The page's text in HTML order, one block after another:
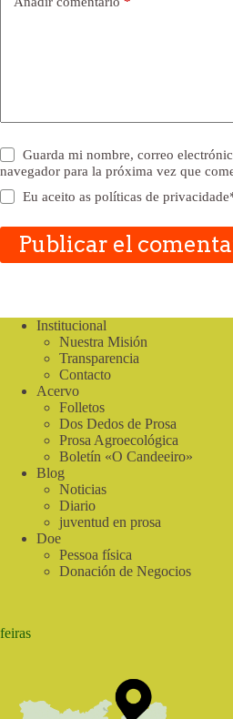
Guarda mi nombre, correo
navegador para la próxima vez que
Eu aceito aspolíticas de privacidade
Publicar el
Institucional
Nuestra Misión
Transparencia
Contacto
Acervo
Folletos
Dos Dedos de Prosa
Prosa Agroecológica
Boletín «O Candeeiro»
Blog
Noticias
Diario
juventud en prosa
Doe
Pessoa física
Donación de Negocios
feiras